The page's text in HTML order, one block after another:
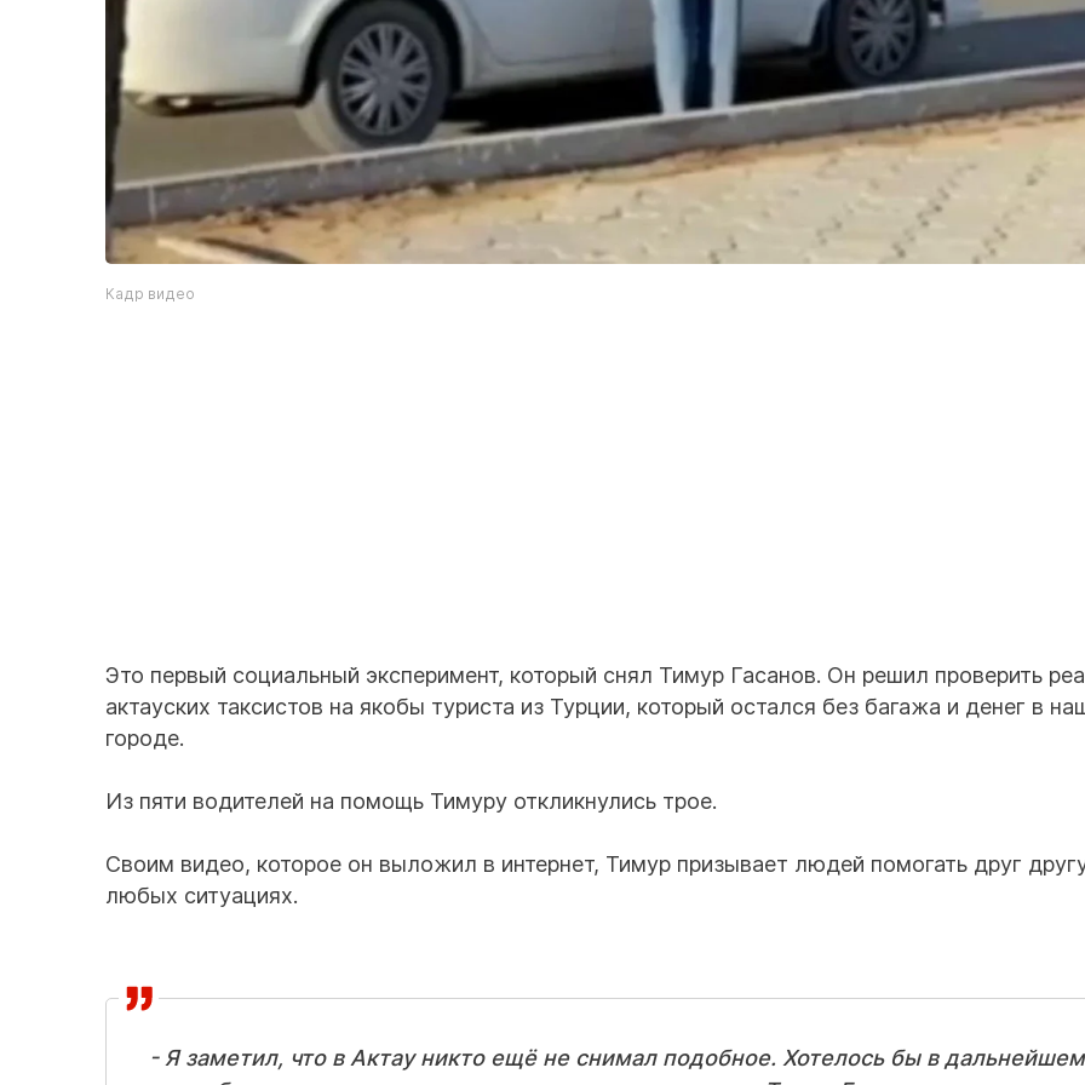
Кадр видео
Это первый социальный эксперимент, который снял Тимур Гасанов. Он решил проверить
актауских таксистов на якобы туриста из Турции, который остался без багажа и денег в
городе.
Из пяти водителей на помощь Тимуру откликнулись трое.
Своим видео, которое он выложил в интернет, Тимур призывает людей помогать друг
любых ситуациях.
- Я заметил, что в Актау никто ещё не снимал подобное. Хотелось бы в дальнейшем